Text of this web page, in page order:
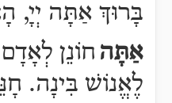
בָּרוּךְ אַתָּה יְיָ,
אַתָּה חוֹנֵן
לֶאֱנוֹשׁ בִּינָה.